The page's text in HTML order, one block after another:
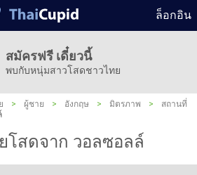
ล็อกอิน
สมัครฟรี เดี๋ยวนี้
พบกับหนุ่มสาวโสดชาวไทย
> ผู้ชาย > อังกฤษ > มิตรภาพ >
สถานที่
โสดจาก วอลซอลล์